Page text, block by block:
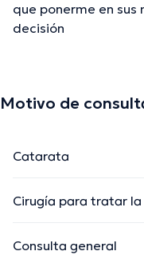
que ponerme en sus
decisión
Motivo de
Catarata
Cirugía para tratar
Consulta general